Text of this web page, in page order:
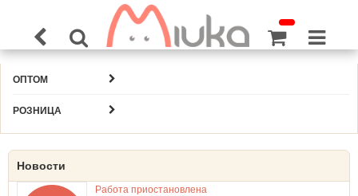
ОПТОМ
РОЗНИЦА
Новости
Работа приостановлена